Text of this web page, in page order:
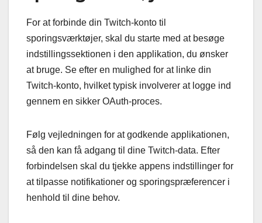
For at forbinde din Twitch-konto til
sporingsværktøjer, skal du starte med at besøge
indstillingssektionen i den applikation, du ønsker
at bruge. Se efter en mulighed for at linke din
Twitch-konto, hvilket typisk involverer at logge ind
gennem en sikker OAuth-proces.
Følg vejledningen for at godkende applikationen,
så den kan få adgang til dine Twitch-data. Efter
forbindelsen skal du tjekke appens indstillinger for
at tilpasse notifikationer og sporingspræferencer i
henhold til dine behov.